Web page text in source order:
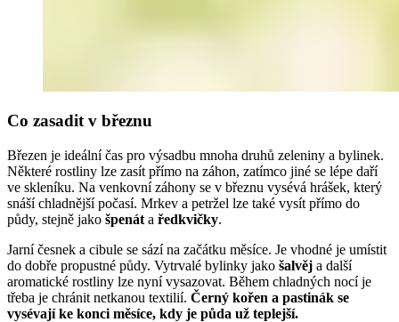
Co zasadit v březnu
Březen je ideální čas pro výsadbu mnoha druhů zeleniny a bylinek.
Některé rostliny lze zasít přímo na záhon, zatímco jiné se lépe daří
ve skleníku. Na venkovní záhony se v březnu vysévá hrášek, který
snáší chladnější počasí. Mrkev a petržel lze také vysít přímo do
půdy, stejně jako špenát a ředkvičky.
Jarní česnek a cibule se sází na začátku měsíce. Je vhodné je umístit
do dobře propustné půdy. Vytrvalé bylinky jako šalvěj a další
aromatické rostliny lze nyní vysazovat. Během chladných nocí je
třeba je chránit netkanou textilií. Černý kořen a pastinák se
vysévají ke konci měsíce, kdy je půda už teplejší.